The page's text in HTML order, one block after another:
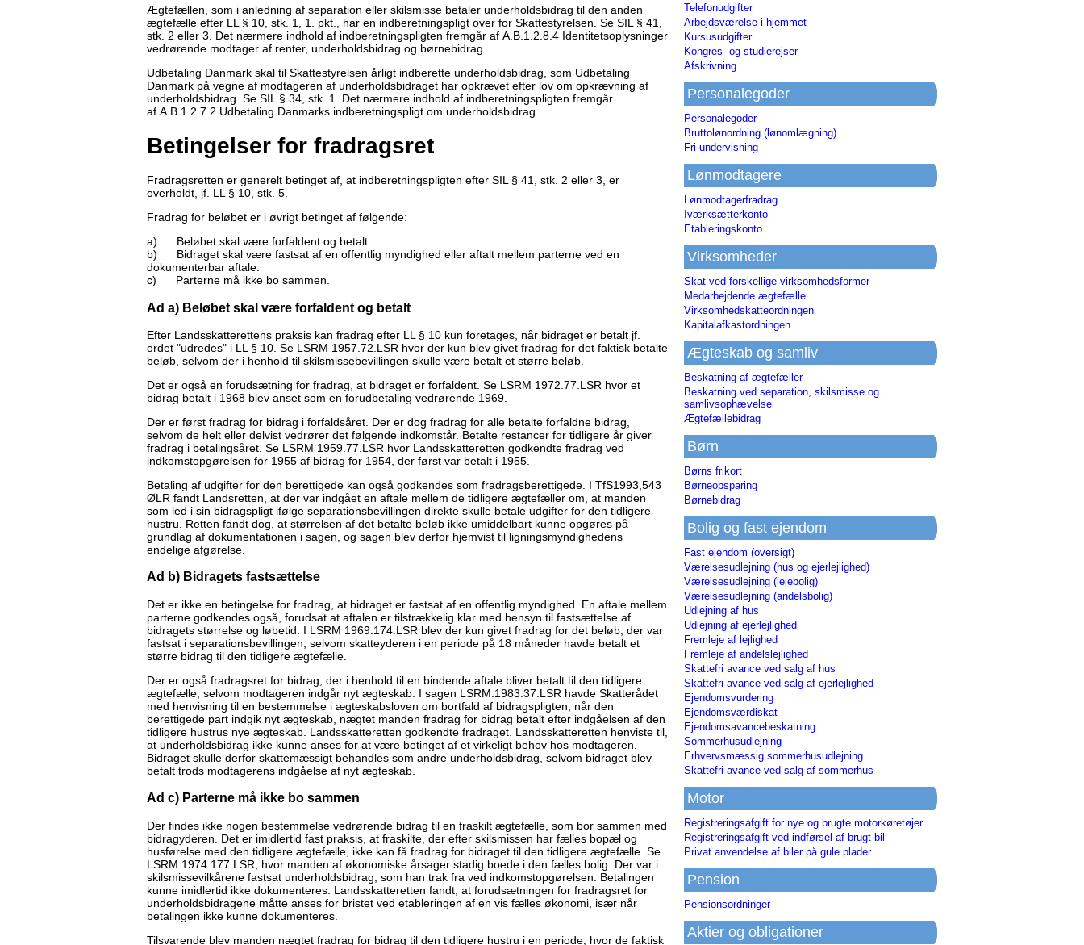
Ægtefællen, som i anledning af separation eller skilsmisse betaler underholdsbidrag til den anden
ægtefælle efter LL § 10, stk. 1, 1. pkt., har en indberetningspligt over for Skattestyrelsen. Se SIL § 41,
stk. 2 eller 3. Det nærmere indhold af indberetningspligten fremgår af A.B.1.2.8.4 Identitetsoplysninger
vedrørende modtager af renter, underholdsbidrag og børnebidrag.
Udbetaling Danmark skal til Skattestyrelsen årligt indberette underholdsbidrag, som Udbetaling
Danmark på vegne af modtageren af underholdsbidraget har opkrævet efter lov om opkrævning af
underholdsbidrag. Se SIL § 34, stk. 1. Det nærmere indhold af indberetningspligten fremgår
af A.B.1.2.7.2 Udbetaling Danmarks indberetningspligt om underholdsbidrag.
Betingelser for fradragsret
Fradragsretten er generelt betinget af, at indberetningspligten efter SIL § 41, stk. 2 eller 3, er
overholdt, jf. LL § 10, stk. 5.
Fradrag for beløbet er i øvrigt betinget af følgende:
a) Beløbet skal være forfaldent og betalt.
b) Bidraget skal være fastsat af en offentlig myndighed eller aftalt mellem parterne ved en
dokumenterbar aftale.
c) Parterne må ikke bo sammen.
Ad a) Beløbet skal være forfaldent og betalt
Efter Landsskatterettens praksis kan fradrag efter LL § 10 kun foretages, når bidraget er betalt jf.
ordet "udredes" i LL § 10. Se LSRM 1957.72.LSR hvor der kun blev givet fradrag for det faktisk betalte
beløb, selvom der i henhold til skilsmissebevillingen skulle være betalt et større beløb.
Det er også en forudsætning for fradrag, at bidraget er forfaldent. Se LSRM 1972.77.LSR hvor et
bidrag betalt i 1968 blev anset som en forudbetaling vedrørende 1969.
Der er først fradrag for bidrag i forfaldsåret. Der er dog fradrag for alle betalte forfaldne bidrag,
selvom de helt eller delvist vedrører det følgende indkomstår. Betalte restancer for tidligere år giver
fradrag i betalingsåret. Se LSRM 1959.77.LSR hvor Landsskatteretten godkendte fradrag ved
indkomstopgørelsen for 1955 af bidrag for 1954, der først var betalt i 1955.
Betaling af udgifter for den berettigede kan også godkendes som fradragsberettigede. I TfS1993,543
ØLR fandt Landsretten, at der var indgået en aftale mellem de tidligere ægtefæller om, at manden
som led i sin bidragspligt ifølge separationsbevillingen direkte skulle betale udgifter for den tidligere
hustru. Retten fandt dog, at størrelsen af det betalte beløb ikke umiddelbart kunne opgøres på
grundlag af dokumentationen i sagen, og sagen blev derfor hjemvist til ligningsmyndighedens
endelige afgørelse.
Ad b) Bidragets fastsættelse
Det er ikke en betingelse for fradrag, at bidraget er fastsat af en offentlig myndighed. En aftale mellem
parterne godkendes også, forudsat at aftalen er tilstrækkelig klar med hensyn til fastsættelse af
bidragets størrelse og løbetid. I LSRM 1969.174.LSR blev der kun givet fradrag for det beløb, der var
fastsat i separationsbevillingen, selvom skatteyderen i en periode på 18 måneder havde betalt et
større bidrag til den tidligere ægtefælle.
Der er også fradragsret for bidrag, der i henhold til en bindende aftale bliver betalt til den tidligere
ægtefælle, selvom modtageren indgår nyt ægteskab. I sagen LSRM.1983.37.LSR havde Skatterådet
med henvisning til en bestemmelse i ægteskabsloven om bortfald af bidragspligten, når den
berettigede part indgik nyt ægteskab, nægtet manden fradrag for bidrag betalt efter indgåelsen af den
tidligere hustrus nye ægteskab. Landsskatteretten godkendte fradraget. Landsskatteretten henviste til,
at underholdsbidrag ikke kunne anses for at være betinget af et virkeligt behov hos modtageren.
Bidraget skulle derfor skattemæssigt behandles som andre underholdsbidrag, selvom bidraget blev
betalt trods modtagerens indgåelse af nyt ægteskab.
Ad c) Parterne må ikke bo sammen
Der findes ikke nogen bestemmelse vedrørende bidrag til en fraskilt ægtefælle, som bor sammen med
bidragyderen. Det er imidlertid fast praksis, at fraskilte, der efter skilsmissen har fælles bopæl og
husførelse med den tidligere ægtefælle, ikke kan få fradrag for bidraget til den tidligere ægtefælle. Se
LSRM 1974.177.LSR, hvor manden af økonomiske årsager stadig boede i den fælles bolig. Der var i
skilsmissevilkårene fastsat underholdsbidrag, som han trak fra ved indkomstopgørelsen. Betalingen
kunne imidlertid ikke dokumenteres. Landsskatteretten fandt, at forudsætningen for fradragsret for
underholdsbidragene måtte anses for bristet ved etableringen af en vis fælles økonomi, især når
betalingen ikke kunne dokumenteres.
Tilsvarende blev manden nægtet fradrag for bidrag til den tidligere hustru i en periode, hvor de faktisk
Telefonudgifter
Arbejdsværelse i hjemmet
Kursusudgifter
Kongres- og studierejser
Afskrivning
Personalegoder
Personalegoder
Bruttolønordning (lønomlægning)
Fri undervisning
Lønmodtagere
Lønmodtagerfradrag
Iværksætterkonto
Etableringskonto
Virksomheder
Skat ved forskellige virksomhedsformer
Medarbejdende ægtefælle
Virksomhedskatteordningen
Kapitalafkastordningen
Ægteskab og samliv
Beskatning af ægtefæller
Beskatning ved separation, skilsmisse og
samlivsophævelse
Ægtefællebidrag
Børn
Børns frikort
Børneopsparing
Børnebidrag
Bolig og fast ejendom
Fast ejendom (oversigt)
Værelsesudlejning (hus og ejerlejlighed)
Værelsesudlejning (lejebolig)
Værelsesudlejning (andelsbolig)
Udlejning af hus
Udlejning af ejerlejlighed
Fremleje af lejlighed
Fremleje af andelslejlighed
Skattefri avance ved salg af hus
Skattefri avance ved salg af ejerlejlighed
Ejendomsvurdering
Ejendomsværdiskat
Ejendomsavancebeskatning
Sommerhusudlejning
Erhvervsmæssig sommerhusudlejning
Skattefri avance ved salg af sommerhus
Motor
Registreringsafgift for nye og brugte motorkøretøjer
Registreringsafgift ved indførsel af brugt bil
Privat anvendelse af biler på gule plader
Pension
Pensionsordninger
Aktier og obligationer